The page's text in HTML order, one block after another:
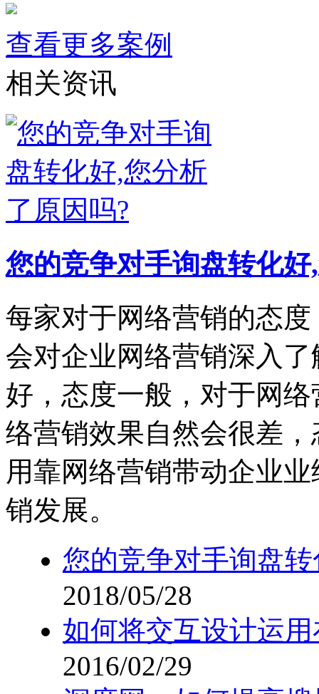
查看更多案例
相关资讯
您的竞争对手询盘转化
每家对于网络营销的态
会对企业网络营销深入
好，态度一般，对于网
络营销效果自然会很差
用靠网络营销带动企业
销发展。
您的竞争对手询盘
2018/05/28
如何将交互设计运
2016/02/29